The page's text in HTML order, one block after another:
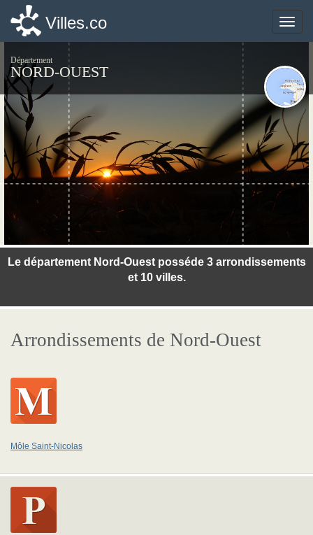
Toggle
Villes.co
Département
NORD-OUEST
Le département Nord-Ouest posséde 3 arrondissements
et 10 villes.
Arrondissements de Nord-Ouest
Môle Saint-Nicolas
Toggle
Villes.co